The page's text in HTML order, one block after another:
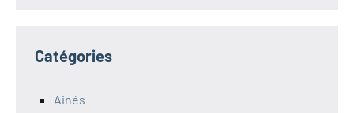
Catégories
Ainés